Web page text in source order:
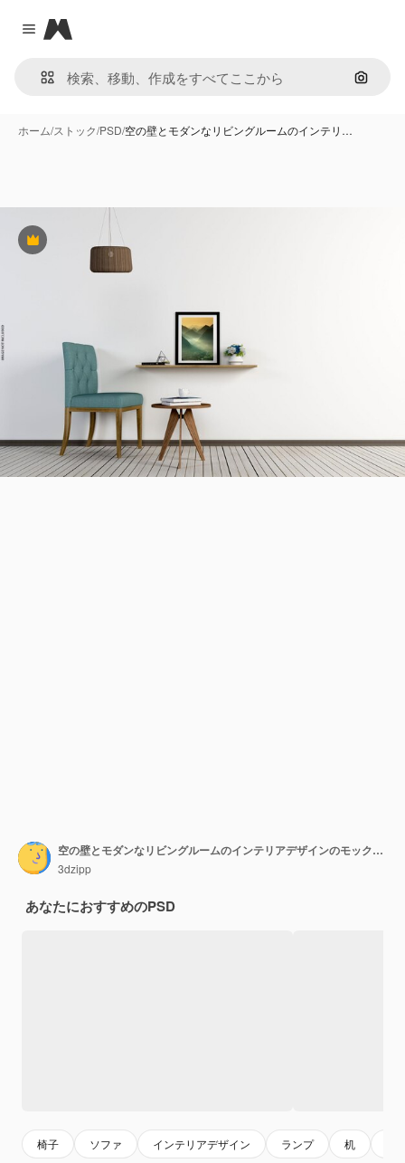
Close menu
Magnific
画像で
ホーム/ストック/PSD/空の壁とモダンなリビングルームのインテリ…
Premium
空の壁とモダンなリビングルームのインテリアデザインのモックアップポスター
3dzipp
あなたにおすすめのPSD
椅子 ソファ インテリアデザイン ランプ 机